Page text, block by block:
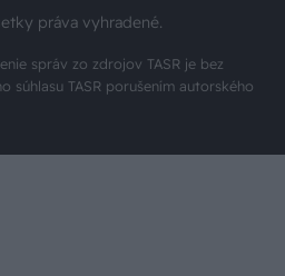
práva vyhradené.
správ zo zdrojov TASR je bez
súhlasu TASR porušením autorského